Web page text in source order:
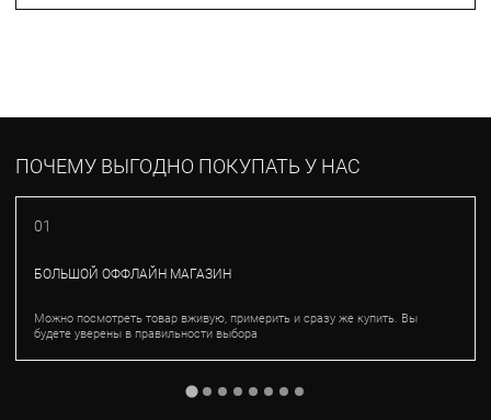
ПОЧЕМУ ВЫГОДНО ПОКУПАТЬ У НАС
01
БОЛЬШОЙ ОФФЛАЙН МАГАЗИН
Можно посмотреть товар вживую, примерить и сразу же купить. Вы
будете уверены в правильности выбора